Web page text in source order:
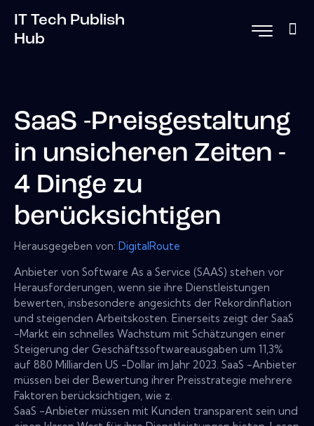
IT Tech Publish
Hub
SaaS -Preisgestaltung
in unsicheren Zeiten -
4 Dinge zu
berücksichtigen
Herausgegeben von: DigitalRoute
Anbieter von Software As a Service (SAAS) stehen vor
Herausforderungen, wenn sie ihre Dienstleistungen
bewerten, insbesondere angesichts der Rekordinflation
und steigenden Arbeitskosten. Einerseits zeigt der SaaS
-Markt ein schnelles Wachstum mit Schätzungen einer
Steigerung der Geschäftssoftwareausgaben um 11,3%
auf 880 Milliarden US -Dollar im Jahr 2023. SaaS -Anbieter
müssen bei der Bewertung ihrer Preisstrategie mehrere
Faktoren berücksichtigen, wie z.
SaaS -Anbieter müssen mit Kunden transparent sein und